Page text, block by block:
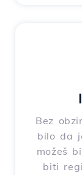
Bez
bilo da
možeš
biti